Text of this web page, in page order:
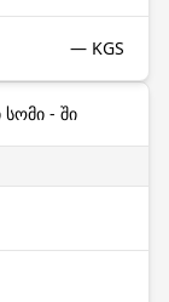
— KGS
- ში